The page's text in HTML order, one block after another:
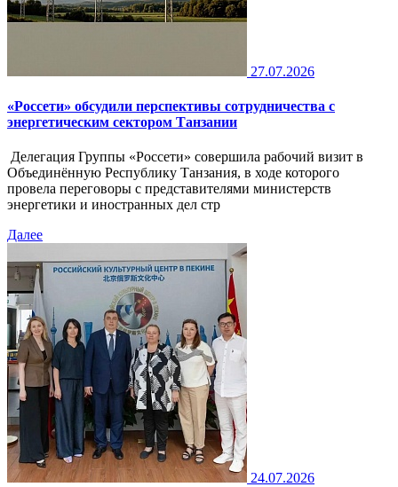
27.07.2026
«Россети» обсудили перспективы сотрудничества с
энергетическим сектором Танзании
Делегация Группы «Россети» совершила рабочий визит в
Объединённую Республику Танзания, в ходе которого
провела переговоры с представителями министерств
энергетики и иностранных дел стр
Далее
24.07.2026